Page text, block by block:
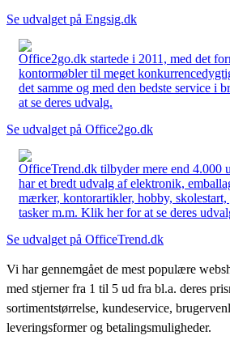
Se udvalget på Engsig.dk
Office2go.dk startede i 2011, med det
kontormøbler til meget
det samme og med den bedste service i
at se deres udvalg.
Se udvalget på Office2go.dk
OfficeTrend.dk tilbyder mere end 4.000
har et bredt udvalg af elektronik,
mærker, kontorartikler, hobby,
tasker m.m. Klik her for at se deres
Se udvalget på OfficeTrend.dk
Vi har gennemgået de mest populære
med stjerner fra 1 til 5 ud fra bl.a. deres
sortimentstørrelse, kundeservice,
leveringsformer og betalingsmuligheder.